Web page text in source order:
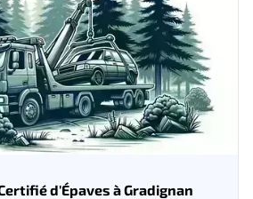
d'Épaves à Gradignan